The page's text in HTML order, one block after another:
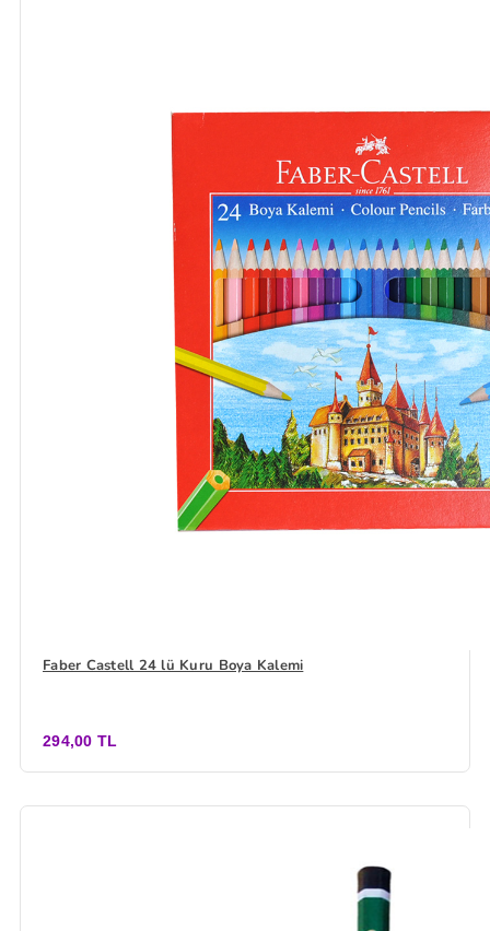
Faber Castell 24 lü Kuru Boya Kalemi
294,00 TL